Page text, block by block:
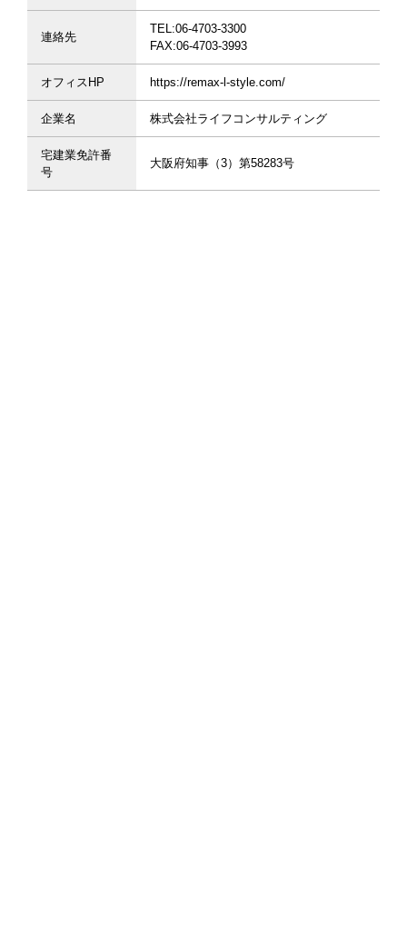
連絡先
TEL:06-4703-3300
FAX:06-4703-3993
オフィスHP https://remax-l-style.com/
企業名 株式会社ライフコンサルティング
宅建業免許番
号
大阪府知事（3）第58283号